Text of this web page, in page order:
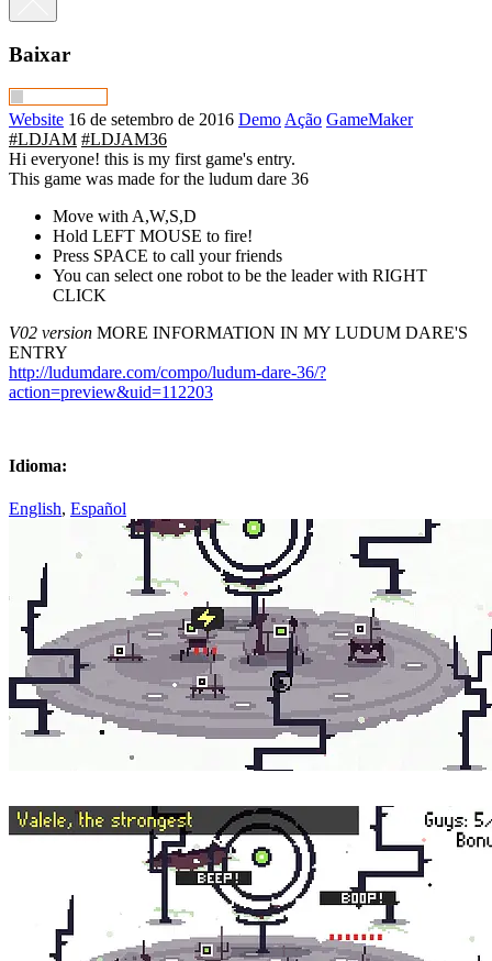
Baixar
Website 16 de setembro de 2016 Demo Ação GameMaker
#LDJAM #LDJAM36
Hi everyone! this is my first game's entry.
This game was made for the ludum dare 36
Move with A,W,S,D
Hold LEFT MOUSE to fire!
Press SPACE to call your friends
You can select one robot to be the leader with RIGHT
CLICK
V02 version MORE INFORMATION IN MY LUDUM DARE'S
ENTRY
http://ludumdare.com/compo/ludum-dare-36/?
action=preview&uid=112203
Idioma:
English, Español